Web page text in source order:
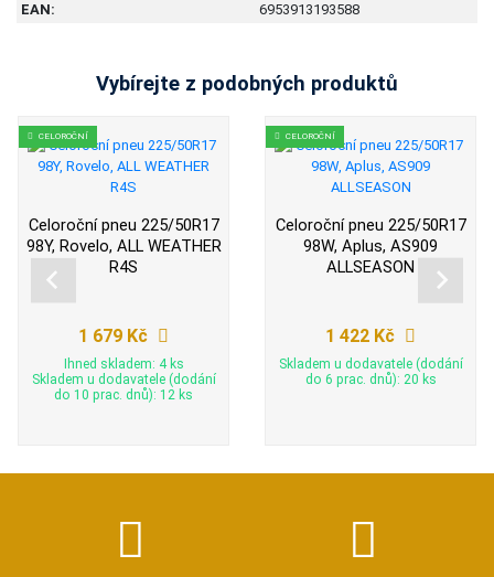
EAN:
6953913193588
Vybírejte z podobných produktů
CELOROČNÍ
Celoroční pneu 225/50R17
98Y, Rovelo, ALL WEATHER
R4S
1 679 Kč
Ihned skladem: 4 ks
Skladem u dodavatele (dodání
do 10 prac. dnů): 12 ks
CELOROČNÍ
Celoroční pneu 225/50R17
98W, Aplus, AS909
ALLSEASON
1 422 Kč
Skladem u dodavatele (dodání
do 6 prac. dnů): 20 ks